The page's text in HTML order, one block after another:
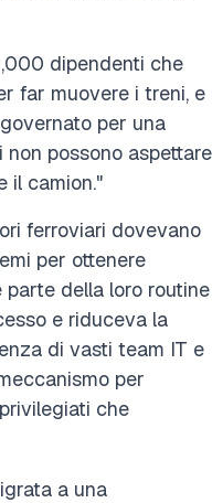
dipendenti che
far muovere i treni, e
per una
possono aspettare
il camion."
ferroviari dovevano
per ottenere
della loro routine
e riduceva la
di vasti team IT e
per
che
a una